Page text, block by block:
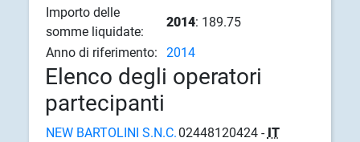
Importo delle
somme liquidate:
2014: 189.75
Anno di riferimento:
2014
Elenco degli operatori
partecipanti
NEW BARTOLINI S.N.C. 02448120424 - IT